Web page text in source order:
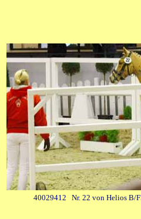
40029412 Nr. 22 von Helios B/